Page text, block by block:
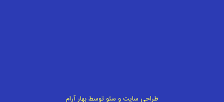
طراحی سایتو سئوتوسطبهار آرام